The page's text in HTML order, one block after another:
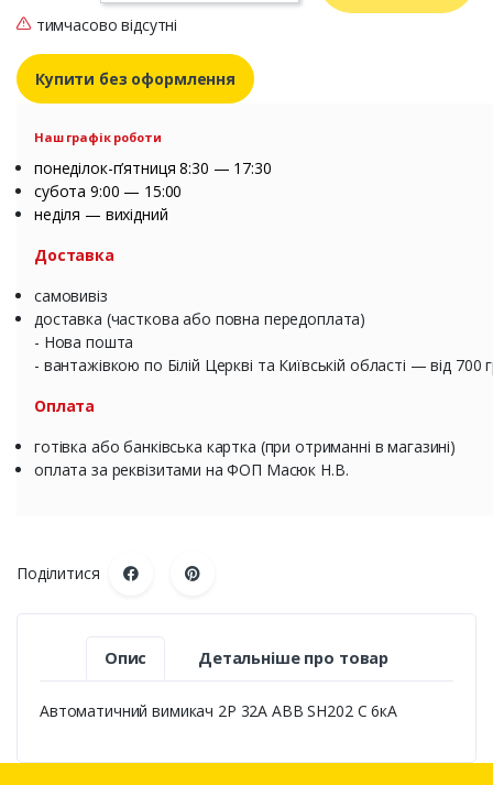
тимчасово відсутні
Купити без оформлення
Наш графік роботи
понеділок-п’ятниця 8:30 — 17:30
субота 9:00 — 15:00
неділя — вихідний
Доставка
самовивіз
доставка (часткова або повна передоплата)
- Нова пошта
- вантажівкою по Білій Церкві та Київській області — від 700
Оплата
готівка або банківська картка (при отриманні в магазині)
оплата за реквізитами на ФОП Масюк Н.В.
Поділитися
Опис Детальніше про товар
Автоматичний вимикач 2P 32А ABB SH202 С 6кА